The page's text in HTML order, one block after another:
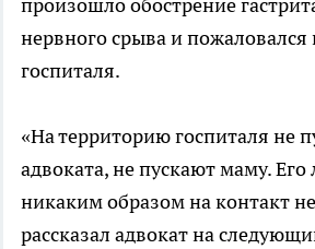
произошло обострение
нервного срыва и пожаловался
госпиталя.
«На территорию госпиталя не
адвоката, не пускают маму.
никаким образом на контакт
рассказал адвокат на